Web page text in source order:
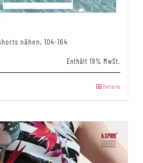
nähen, 104-164
Enthält 19% MwSt.
Details